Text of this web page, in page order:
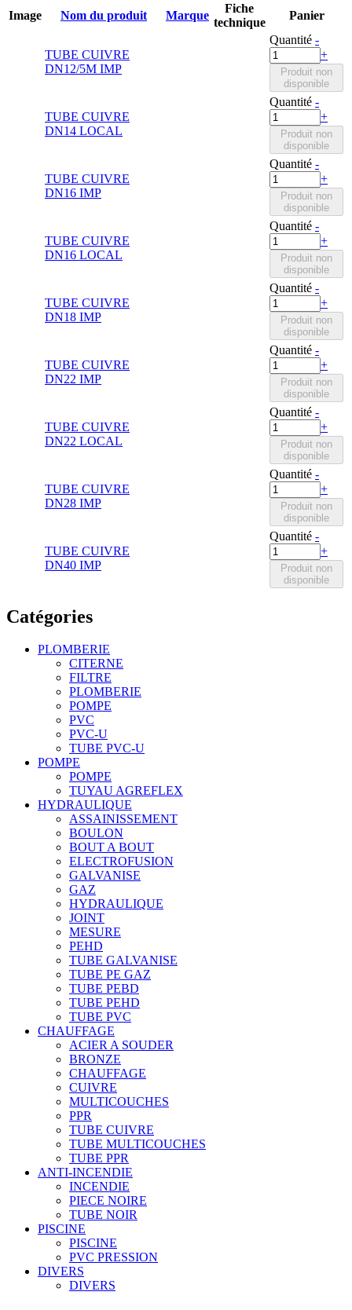
Image Nom du produit Marque
Fiche
technique
Panier
TUBE CUIVRE
DN12/5M IMP
Quantité -
+
Produit non
disponible
TUBE CUIVRE
DN14 LOCAL
Quantité -
+
Produit non
disponible
TUBE CUIVRE
DN16 IMP
Quantité -
+
Produit non
disponible
TUBE CUIVRE
DN16 LOCAL
Quantité -
+
Produit non
disponible
TUBE CUIVRE
DN18 IMP
Quantité -
+
Produit non
disponible
TUBE CUIVRE
DN22 IMP
Quantité -
+
Produit non
disponible
TUBE CUIVRE
DN22 LOCAL
Quantité -
+
Produit non
disponible
TUBE CUIVRE
DN28 IMP
Quantité -
+
Produit non
disponible
TUBE CUIVRE
DN40 IMP
Quantité -
+
Produit non
disponible
Catégories
PLOMBERIE
CITERNE
FILTRE
PLOMBERIE
POMPE
PVC
PVC-U
TUBE PVC-U
POMPE
POMPE
TUYAU AGREFLEX
HYDRAULIQUE
ASSAINISSEMENT
BOULON
BOUT A BOUT
ELECTROFUSION
GALVANISE
GAZ
HYDRAULIQUE
JOINT
MESURE
PEHD
TUBE GALVANISE
TUBE PE GAZ
TUBE PEBD
TUBE PEHD
TUBE PVC
CHAUFFAGE
ACIER A SOUDER
BRONZE
CHAUFFAGE
CUIVRE
MULTICOUCHES
PPR
TUBE CUIVRE
TUBE MULTICOUCHES
TUBE PPR
ANTI-INCENDIE
INCENDIE
PIECE NOIRE
TUBE NOIR
PISCINE
PISCINE
PVC PRESSION
DIVERS
DIVERS